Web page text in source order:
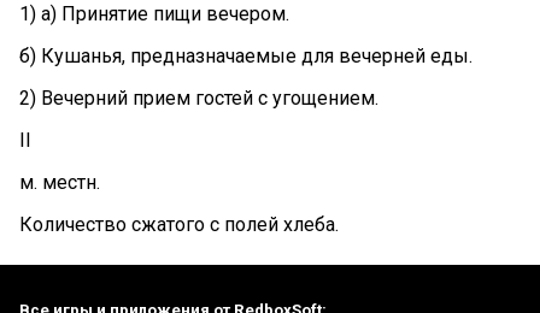
1) а) Принятие пищи вечером.
б) Кушанья, предназначаемые для вечерней еды.
2) Вечерний прием гостей с угощением.
II
м. местн.
Количество сжатого с полей хлеба.